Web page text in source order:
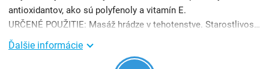
antioxidantov, ako sú polyfenoly a vitamín E.
URČENÉ POUŽITIE: Masáž hrádze v tehotenstve. Starostlivosť o pokožku v miestach výskytu či možného výskytu str ...
Ďalšie informácie